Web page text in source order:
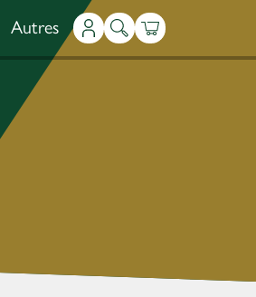
Autres Mon compte
Recherche
Panier